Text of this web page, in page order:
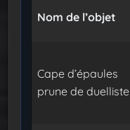
Nom de l’objet
Cape d’épaules
prune de duelliste